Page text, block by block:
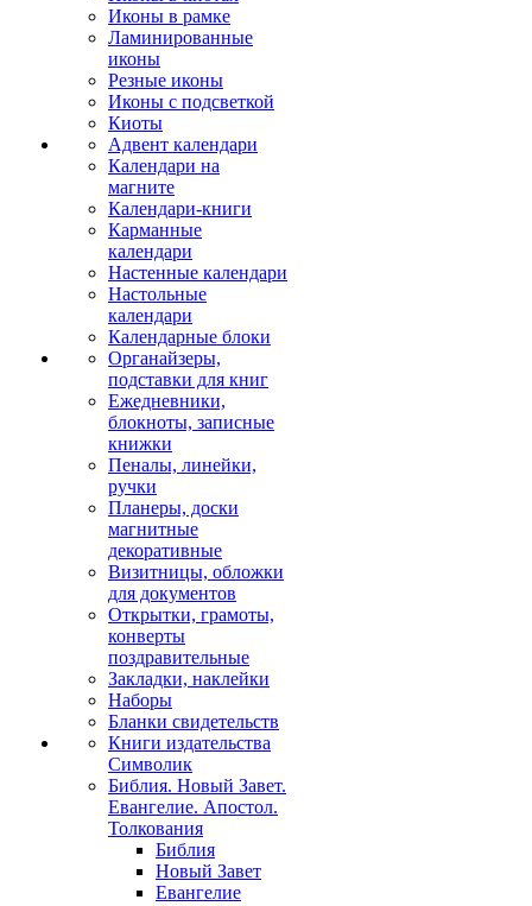
Иконы в рамке
Ламинированные
иконы
Резные иконы
Иконы с подсветкой
Киоты
Адвент календари
Календари на
магните
Календари-книги
Карманные
календари
Настенные календари
Настольные
календари
Календарные блоки
Органайзеры,
подставки для книг
Ежедневники,
блокноты, записные
книжки
Пеналы, линейки,
ручки
Планеры, доски
магнитные
декоративные
Визитницы, обложки
для документов
Открытки, грамоты,
конверты
поздравительные
Закладки, наклейки
Наборы
Бланки свидетельств
Книги издательства
Символик
Библия. Новый Завет.
Евангелие. Апостол.
Толкования
Библия
Новый Завет
Евангелие